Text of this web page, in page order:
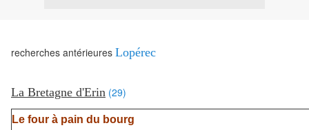
recherches antérieures Lopérec
La Bretagne d'Erin (29)
Le four à pain du bourg